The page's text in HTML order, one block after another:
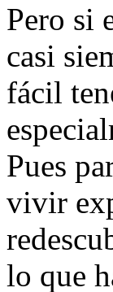
Pero si
casi
fácil
Pues
vivir
lo que